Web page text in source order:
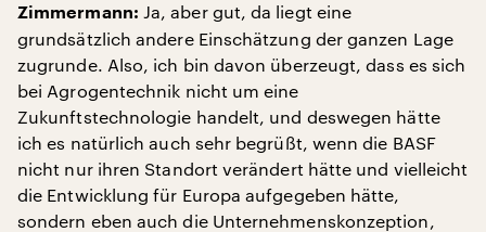
Zimmermann: Ja, aber gut, da liegt eine
grundsätzlich andere Einschätzung der ganzen Lage
zugrunde. Also, ich bin davon überzeugt, dass es sich
bei Agrogentechnik nicht um eine
Zukunftstechnologie handelt, und deswegen hätte
ich es natürlich auch sehr begrüßt, wenn die BASF
nicht nur ihren Standort verändert hätte und vielleicht
die Entwicklung für Europa aufgegeben hätte,
sondern eben auch die Unternehmenskonzeption,